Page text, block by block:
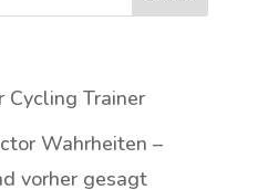
Cycling Trainer
Wahrheiten –
vorher gesagt